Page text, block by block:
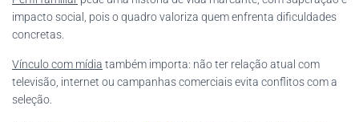
impacto social, pois o quadro valoriza quem enfrenta dificuldades
concretas.
Vínculo com mídia também importa: não ter relação atual com
televisão, internet ou campanhas comerciais evita conflitos com a
seleção.